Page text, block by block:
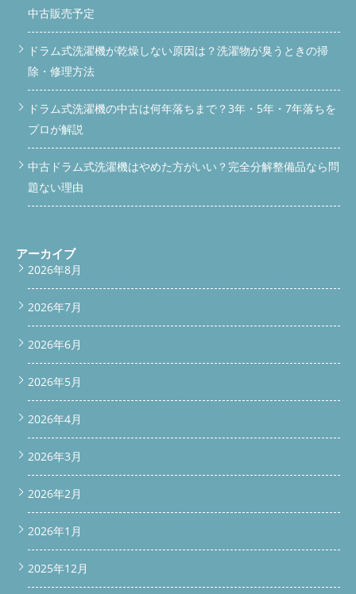
中古販売予定
ドラム式洗濯機が乾燥しない原因は？洗濯物が臭うときの掃
除・修理方法
ドラム式洗濯機の中古は何年落ちまで？3年・5年・7年落ちを
プロが解説
中古ドラム式洗濯機はやめた方がいい？完全分解整備品なら問
題ない理由
アーカイブ
2026年8月
2026年7月
2026年6月
2026年5月
2026年4月
2026年3月
2026年2月
2026年1月
2025年12月